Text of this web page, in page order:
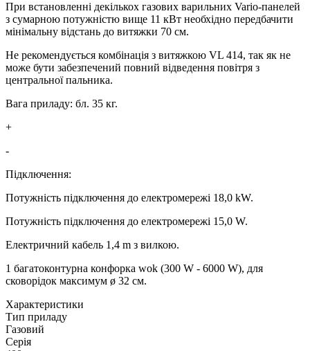
При встановленні декількох газових варильних Vario-панелей
з сумарною потужністю вище 11 кВт необхідно передбачити
мінімальну відстань до витяжки 70 см.
Не рекомендується комбінація з витяжкою VL 414, так як не
може бути забезпечений повний відведення повітря з
центральної пальника.
Вага приладу: бл. 35 кг.
+
-
Підключення:
Потужність підключення до електромережі 18,0 kW.
Потужність підключення до електромережі 15,0 W.
Електричний кабель 1,4 m з вилкою.
1 багатоконтурна конфорка wok (300 W - 6000 W), для
сковорідок максимум ø 32 см.
Xарактеристики
Тип приладу
Газовий
Серія